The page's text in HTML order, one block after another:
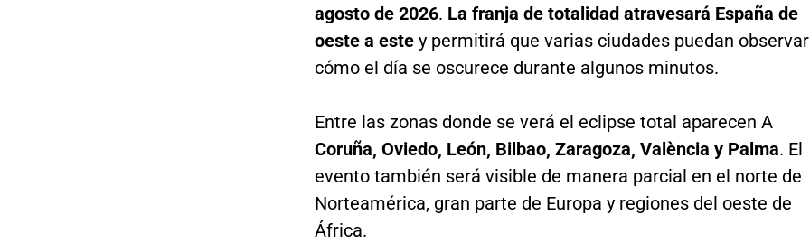
agosto de 2026. La franja de totalidad atravesará España de
oeste a este y permitirá que varias ciudades puedan observar
cómo el día se oscurece durante algunos minutos.
Entre las zonas donde se verá el eclipse total aparecen A
Coruña, Oviedo, León, Bilbao, Zaragoza, València y Palma. El
evento también será visible de manera parcial en el norte de
Norteamérica, gran parte de Europa y regiones del oeste de
África.